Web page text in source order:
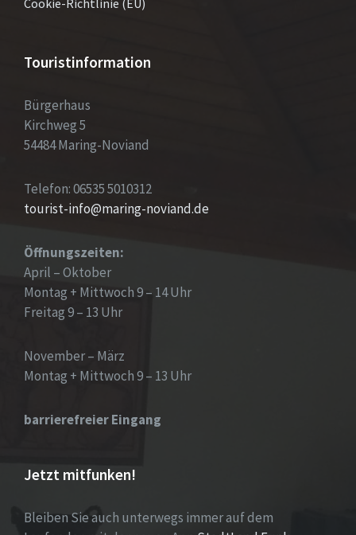
Cookie-Richtlinie (EU)
Touristinformation
Bürgerhaus
Kirchweg 5
54484 Maring-Noviand
Telefon: 06535 5010312
tourist-info@maring-noviand.de
Öffnungszeiten:
April – Oktober
Montag + Mittwoch 9 – 14 Uhr
Freitag 9 – 13 Uhr
November – März
Montag + Mittwoch 9 – 13 Uhr
barrierefreier Eingang
Jetzt mitfunken!
Bleiben Sie auch unterwegs immer auf dem